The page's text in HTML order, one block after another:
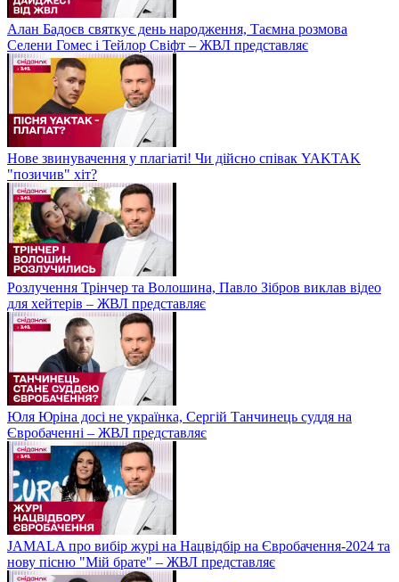
Алан Бадоєв святкує день народження, Таємна розмова
Селени Гомес і Тейлор Свіфт – ЖВЛ представляє
Нове звинувачення у плагіаті! Чи дійсно співак YAKTAK
"позичив" хіт?
Розлучення Трінчер та Волошина, Павло Зібров виклав відео
для хейтерів – ЖВЛ представляє
Юля Юріна досі не українка, Сергій Танчинець суддя на
Євробаченні – ЖВЛ представляє
JAMALA про вибір журі на Нацвідбір на Євробачення-2024 та
нову пісню "Мій брате" – ЖВЛ представляє